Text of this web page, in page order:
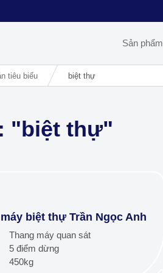
Sản phẩm
tiêu biểu biệt thự
"biệt thự"
biệt thự Trần Ngọc Anh
Thang máy quan sát
5 điểm dừng
450kg